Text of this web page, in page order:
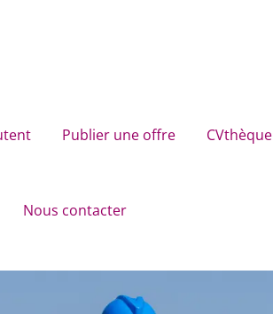
Publier une offre CVthèque
Nous contacter